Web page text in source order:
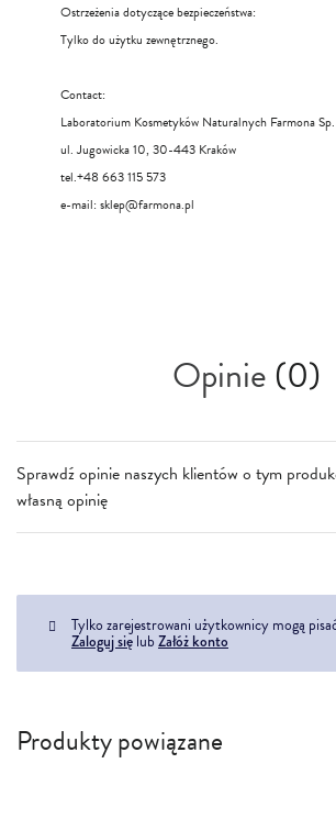
Ostrzeżenia dotyczące bezpieczeństwa:
Tylko do użytku zewnętrznego.
Contact:
Laboratorium Kosmetyków Naturalnych Farmona
ul. Jugowicka 10, 30-443 Kraków
tel.+48 663 115 573
e-mail: sklep@farmona.pl
Opinie(0)
Sprawdź opinie naszych klientów o tym
własną opinię
Tylko zarejestrowani użytkownicy mogą
Zaloguj się lub Załóż konto
Produkty powiązane